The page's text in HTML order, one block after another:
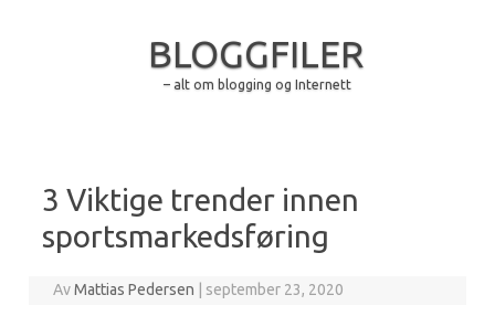
BLOGGFILER
– alt om blogging og Internett
3 Viktige trender innen
sportsmarkedsføring
AvMattias Pedersen september 23, 2020